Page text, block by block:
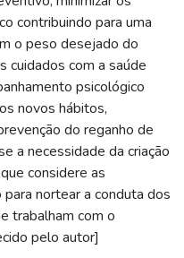
contribuindo para uma
o peso desejado do
cuidados com a saúde
psicológico
novos hábitos,
do reganho de
a necessidade da criação
considere as
nortear a conduta dos
trabalham com o
pelo autor]